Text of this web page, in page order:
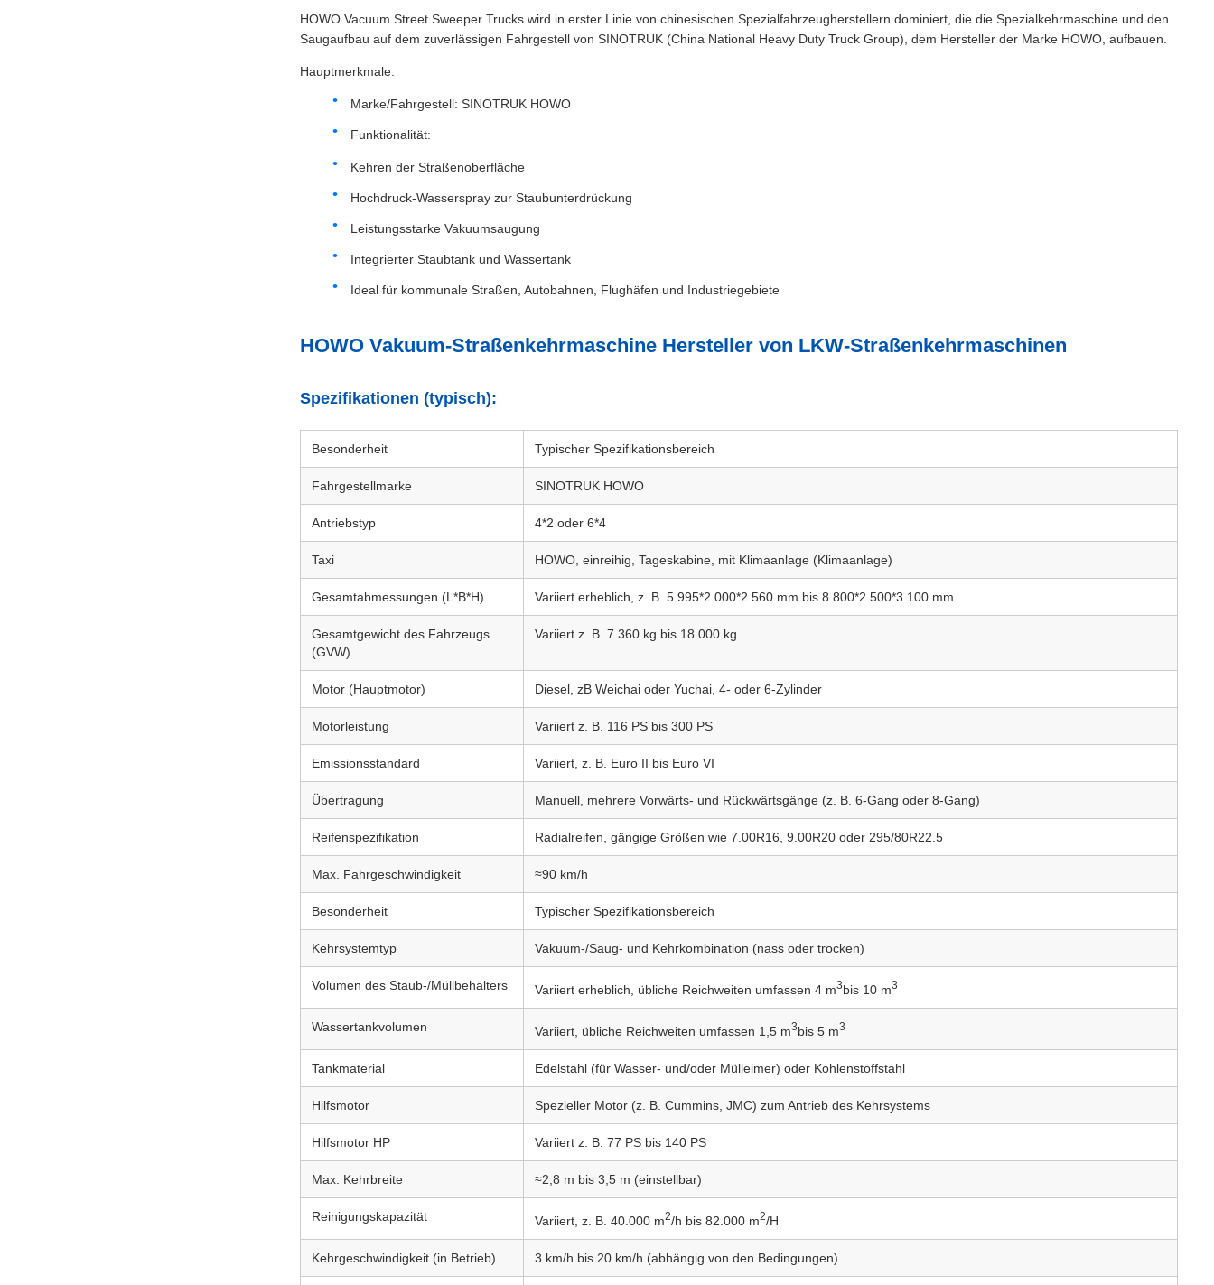
HOWO Vacuum Street Sweeper Trucks wird in erster Linie von chinesischen Spezialfahrzeugherstellern dominiert, die die Spezialkehrmaschine und den
Saugaufbau auf dem zuverlässigen Fahrgestell von SINOTRUK (China National Heavy Duty Truck Group), dem Hersteller der Marke HOWO, aufbauen.
Hauptmerkmale:
Marke/Fahrgestell: SINOTRUK HOWO
Funktionalität:
Kehren der Straßenoberfläche
Hochdruck-Wasserspray zur Staubunterdrückung
Leistungsstarke Vakuumsaugung
Integrierter Staubtank und Wassertank
Ideal für kommunale Straßen, Autobahnen, Flughäfen und Industriegebiete
HOWO Vakuum-Straßenkehrmaschine Hersteller von LKW-Straßenkehrmaschinen
Spezifikationen (typisch):
Besonderheit Typischer Spezifikationsbereich
Fahrgestellmarke SINOTRUK HOWO
Antriebstyp 4*2 oder 6*4
Taxi HOWO, einreihig, Tageskabine, mit Klimaanlage (Klimaanlage)
Gesamtabmessungen (L*B*H) Variiert erheblich, z. B. 5.995*2.000*2.560 mm bis 8.800*2.500*3.100 mm
Gesamtgewicht des Fahrzeugs
(GVW)
Variiert z. B. 7.360 kg bis 18.000 kg
Motor (Hauptmotor) Diesel, zB Weichai oder Yuchai, 4- oder 6-Zylinder
Motorleistung Variiert z. B. 116 PS bis 300 PS
Emissionsstandard Variiert, z. B. Euro II bis Euro VI
Übertragung Manuell, mehrere Vorwärts- und Rückwärtsgänge (z. B. 6-Gang oder 8-Gang)
Reifenspezifikation Radialreifen, gängige Größen wie 7.00R16, 9.00R20 oder 295/80R22.5
Max. Fahrgeschwindigkeit ≈90 km/h
Besonderheit Typischer Spezifikationsbereich
Kehrsystemtyp Vakuum-/Saug- und Kehrkombination (nass oder trocken)
Volumen des Staub-/Müllbehälters Variiert erheblich, übliche Reichweiten umfassen 4 m3bis 10 m3
Wassertankvolumen Variiert, übliche Reichweiten umfassen 1,5 m3bis 5 m3
Tankmaterial Edelstahl (für Wasser- und/oder Mülleimer) oder Kohlenstoffstahl
Hilfsmotor Spezieller Motor (z. B. Cummins, JMC) zum Antrieb des Kehrsystems
Hilfsmotor HP Variiert z. B. 77 PS bis 140 PS
Max. Kehrbreite ≈2,8 m bis 3,5 m (einstellbar)
Reinigungskapazität Variiert, z. B. 40.000 m2/h bis 82.000 m2/H
Kehrgeschwindigkeit (in Betrieb) 3 km/h bis 20 km/h (abhängig von den Bedingungen)